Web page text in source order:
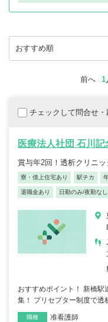
前へ 1
チェックして問合せ・
医療法人社団 石川
賞与年2回！透析クリニ
寮・借上住宅あり 駅チカ
退職金あり 日勤のみ/夜勤なし
おすすめポイント！ 新橋
集！ プリセプター制度で透
職種 准看護師